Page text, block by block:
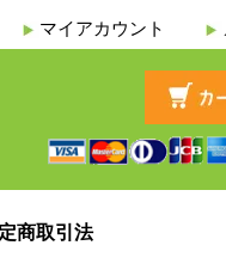
マイアカウント
商取引法